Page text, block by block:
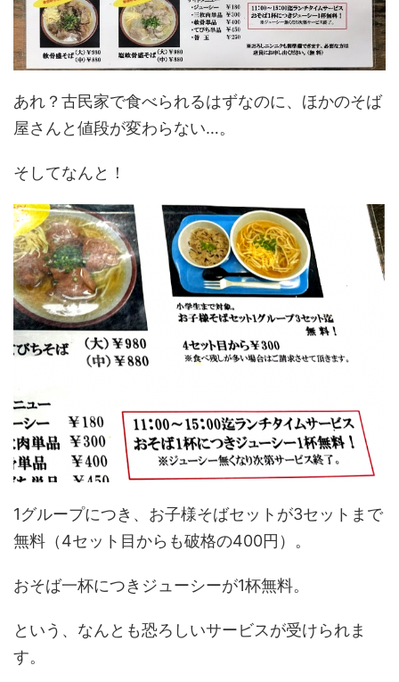
あれ？古民家で食べられるはずなのに、ほかのそば
屋さんと値段が変わらない…。
そしてなんと！
1グループにつき、お子様そばセットが3セットまで
無料（4セット目からも破格の400円）。
おそば一杯につきジューシーが1杯無料。
という、なんとも恐ろしいサービスが受けられま
す。